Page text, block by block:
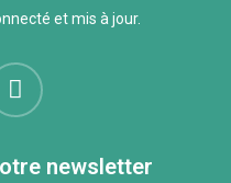
et mis à jour.
newsletter